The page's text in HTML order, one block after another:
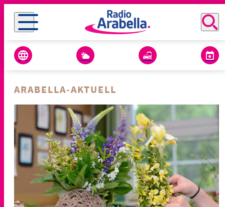
ARABELLA-AKTUELL